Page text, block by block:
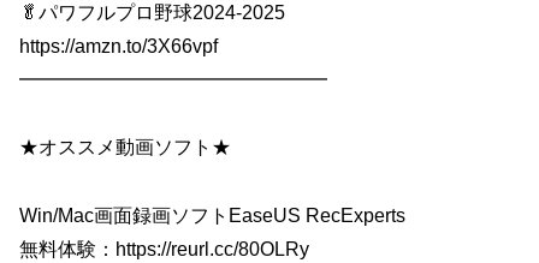
🥬パワフルプロ野球2024-2025
https://amzn.to/3X66vpf
━━━━━━━━━━━━━━━━
★オススメ動画ソフト★
Win/Mac画面録画ソフトEaseUS RecExperts
無料体験：https://reurl.cc/80OLRy